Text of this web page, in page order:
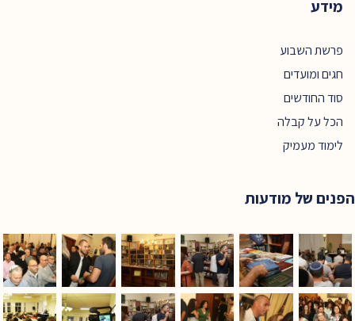
מידע
פרשת השבוע
חגים ומועדים
סוד החודשים
הכל על קבלה
לימוד מעמיק
הפנים של מודעות